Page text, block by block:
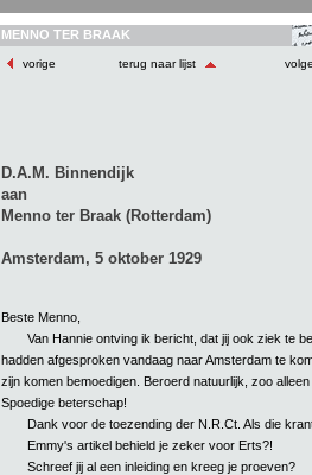
MENNO TER BRAAK
vorige terug naar lijst
D.A.M. Binnendijk
aan
Menno ter Braak (Rotterdam)
Amsterdam, 5 oktober 1929
Beste Menno,
Van Hannie ontving ik bericht, dat jij ook ziek te
hadden afgesproken vandaag naar Amsterdam te
zijn komen bemoedigen. Beroerd natuurlijk, zoo
Spoedige beterschap!
Dank voor de toezending der N.R.Ct. Als die
Emmy's artikel behield je zeker voor Erts?!
Schreef jij al een inleiding en kreeg je proeven?